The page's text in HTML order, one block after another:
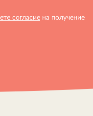
согласие на получение